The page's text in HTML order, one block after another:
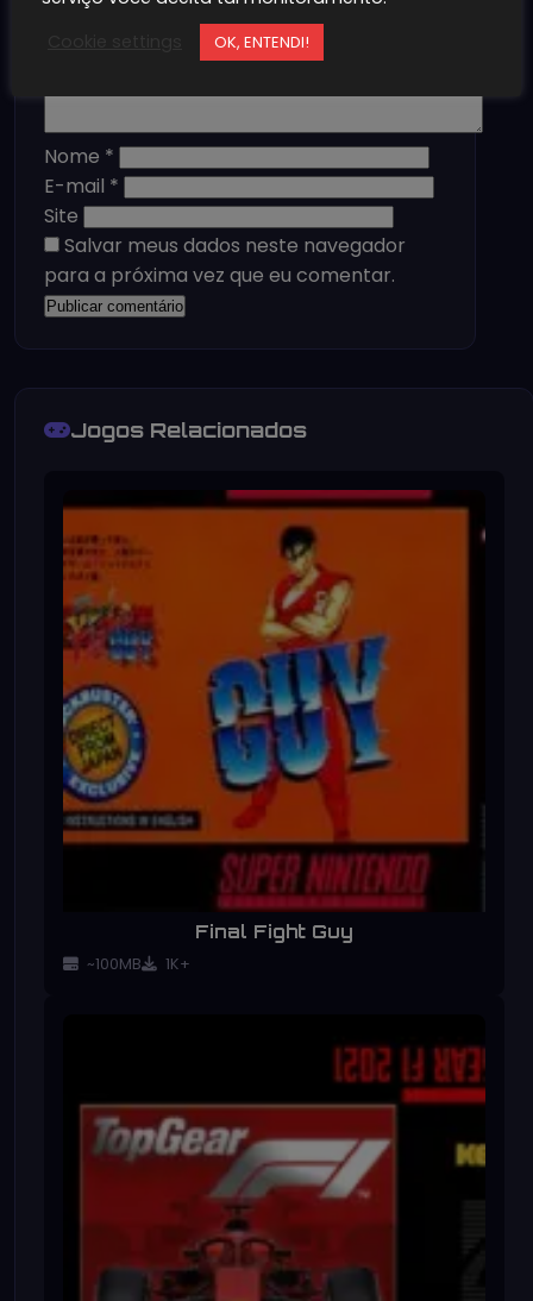
Nome *
E-mail *
Site
Salvar meus dados neste navegador
para a próxima vez que eu comentar.
Jogos Relacionados
Final Fight Guy
~100MB 1K+
OK, ENTENDI!